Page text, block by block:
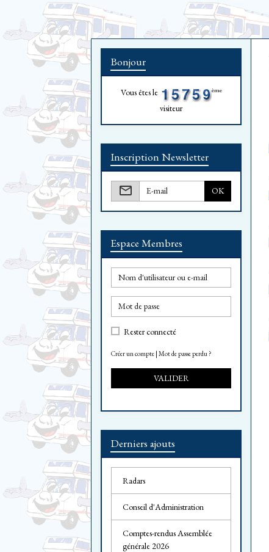
Bonjour
Vous êtes le ème
visiteur
Inscription Newsletter
OK
Espace Membres
Rester connecté
Créer un compte |Mot de passe perdu ?
VALIDER
Derniers ajouts
Radars
Conseil d'Administration
Comptes-rendus Assemblée
générale 2026